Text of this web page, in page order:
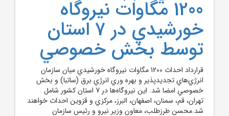
1200 مگاوات نيروگاه
خورشيدي در 7 استان
توسط بخش خصوصي
قرارداد احداث 1200 مگاوات نيروگاه خورشيدي ميان سازمان
انرژي‌هاي تجديدپذير و بهره وري انرژي برق (ساتبا) و بخش
خصوصي امضا شد. اين نيروگاه‌ها در 7 استان کشور شامل
تهران، قم، سمنان، اصفهان، البرز، مرکزي و قزوين احداث خواهند
شد.محسن طرزطلب، معاون وزير نيرو و رئيس سازمان